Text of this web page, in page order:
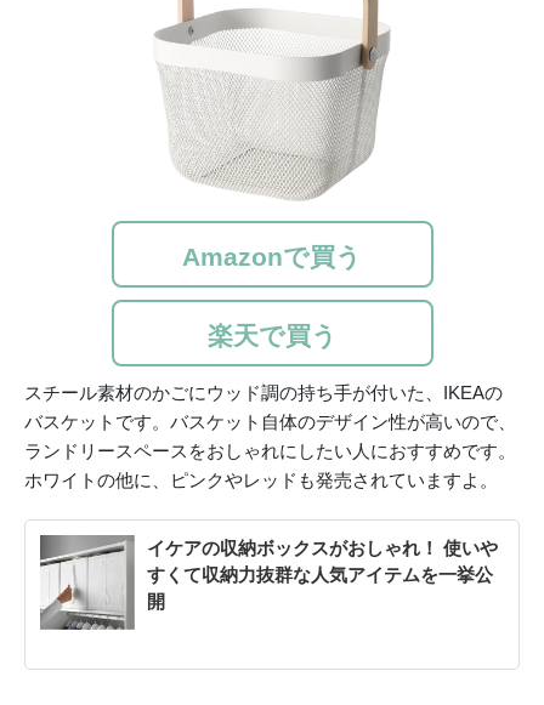
Amazonで買う
楽天で買う
スチール素材のかごにウッド調の持ち手が付いた、IKEAの
バスケットです。バスケット自体のデザイン性が高いので、
ランドリースペースをおしゃれにしたい人におすすめです。
ホワイトの他に、ピンクやレッドも発売されていますよ。
イケアの収納ボックスがおしゃれ！ 使いや
すくて収納力抜群な人気アイテムを一挙公
開